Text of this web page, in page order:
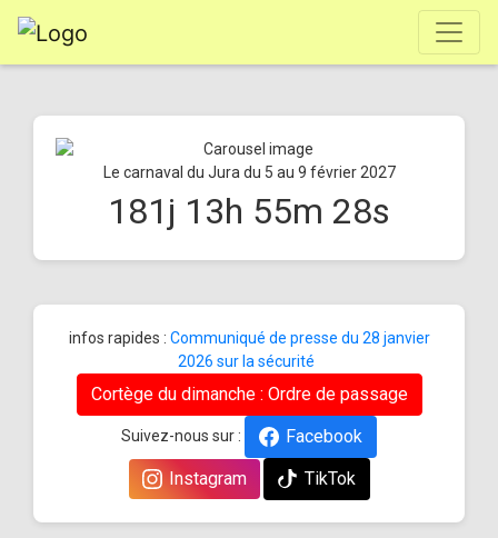
Le carnaval du Jura du 5 au 9 février 2027
181 j 13h 55m 28s
infos rapides : Communiqué de presse du 28 janvier
2026 sur la sécurité
Cortège du dimanche : Ordre de passage
Suivez-nous sur :
Facebook
Instagram
TikTok